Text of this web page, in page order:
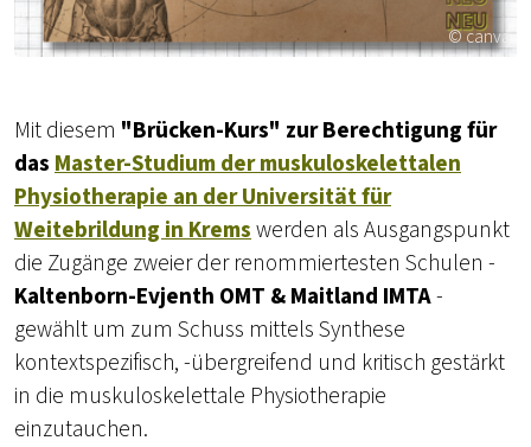
© canva
Mit diesem "Brücken-Kurs" zur Berechtigung für
dasMaster-Studium der muskuloskelettalen
Physiotherapie an der Universität für
Weitebrildung in Kremswerden als Ausgangspunkt
die Zugänge zweier der renommiertesten Schulen -
Kaltenborn-Evjenth OMT & Maitland IMTA-
gewählt um zum Schuss mittels Synthese
kontextspezifisch, -übergreifend und kritisch gestärkt
in die muskuloskelettale Physiotherapie
einzutauchen.